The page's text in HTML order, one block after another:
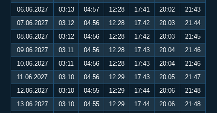
06.06.2027
03:13 04:57 12:28 17:41 20:02
21:43
07.06.2027
03:12 04:56 12:28 17:42 20:03
21:44
08.06.2027
03:12 04:56 12:28 17:42 20:03
21:45
09.06.2027
03:11 04:56 12:28 17:43 20:04
21:46
10.06.2027
03:11 04:56 12:28 17:43 20:04
21:46
11.06.2027
03:10 04:56 12:29 17:43 20:05
21:47
12.06.2027
03:10 04:55 12:29 17:44 20:06
21:48
13.06.2027
03:10 04:55 12:29 17:44 20:06
21:48